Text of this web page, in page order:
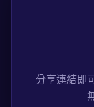
分享連結即